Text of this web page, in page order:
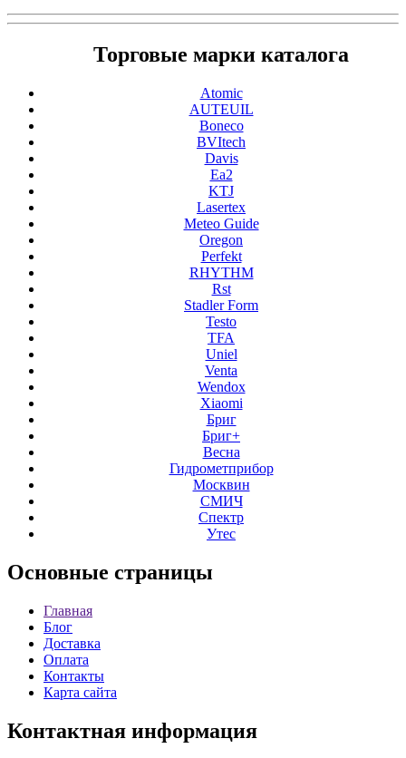
Торговые марки каталога
Atomic
AUTEUIL
Boneco
BVItech
Davis
Ea2
KTJ
Lasertex
Meteo Guide
Oregon
Perfekt
RHYTHM
Rst
Stadler Form
Testo
TFA
Uniel
Venta
Wendox
Xiaomi
Бриг
Бриг+
Весна
Гидрометприбор
Москвин
СМИЧ
Спектр
Утес
Основные страницы
Главная
Блог
Доставка
Оплата
Контакты
Карта сайта
Контактная информация